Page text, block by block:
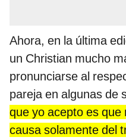
Ahora, en la última
un Christian mucho
pronunciarse al
pareja en algunas de
que yo acepto es
causa solamente del